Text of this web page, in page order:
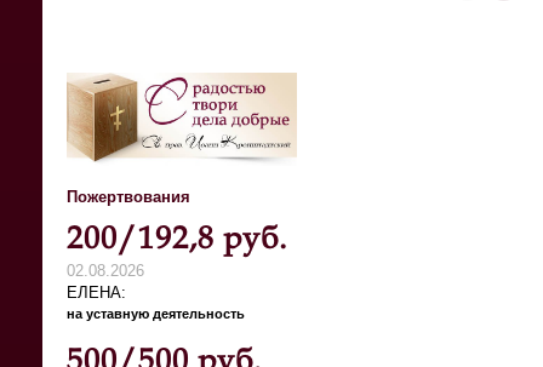
Пожертвования
200/192,8 руб.
02.08.2026
ЕЛЕНА
на уставную деятельность